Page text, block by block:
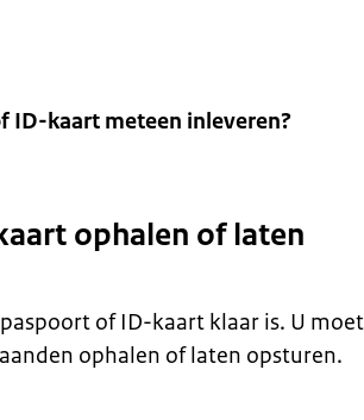
ID-kaart meteen inleveren?
ophalen of laten
of ID-kaart klaar is. U moet
ophalen of laten opsturen.